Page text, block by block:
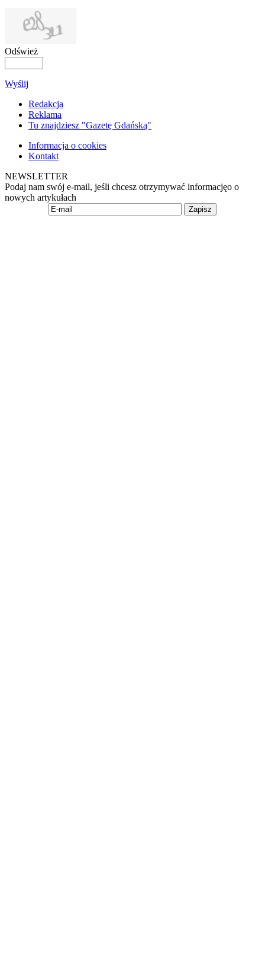
Odśwież
Wyślij
Redakcja
Reklama
Tu znajdziesz "Gazetę Gdańską"
Informacja o cookies
Kontakt
NEWSLETTER
Podaj nam swój e-mail, jeśli chcesz otrzymywać informacjęo o
nowych artykułach
Zapisz